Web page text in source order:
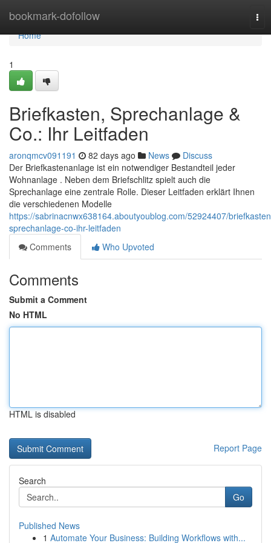
bookmark-dofollow
Home
Home
1
Briefkasten, Sprechanlage &
Co.: Ihr Leitfaden
aronqmcv091191 82 days ago News
Discuss
Der Briefkastenanlage ist ein notwendiger Bestandteil jeder
Wohnanlage . Neben dem Briefschlitz spielt auch die
Sprechanlage eine zentrale Rolle. Dieser Leitfaden erklärt Ihnen
die verschiedenen Modelle
https://sabrinacnwx638164.aboutyoublog.com/52924407/
sprechanlage-co-ihr-leitfaden
Comments
Who Upvoted
Comments
Submit a Comment
No HTML
HTML is disabled
Report Page
Search
Go
Published News
1 Automate Your Business: Building Workflows with...